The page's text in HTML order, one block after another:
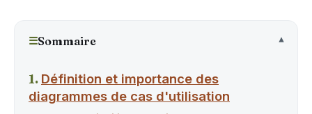
☰Sommaire
Définition et importance des
diagrammes de cas d'utilisation